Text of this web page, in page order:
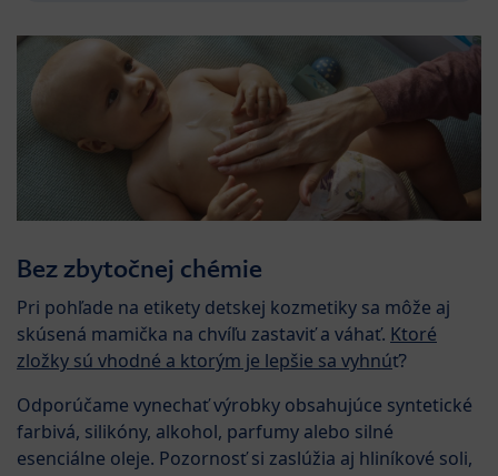
Bez zbytočnej chémie
Pri pohľade na etikety detskej kozmetiky sa môže aj
skúsená mamička na chvíľu zastaviť a váhať. Ktoré
zložky sú vhodné a ktorým je lepšie sa vyhnúť?
Odporúčame vynechať výrobky obsahujúce syntetické
farbivá, silikóny, alkohol, parfumy alebo silné
esenciálne oleje. Pozornosť si zaslúžia aj hliníkové soli,